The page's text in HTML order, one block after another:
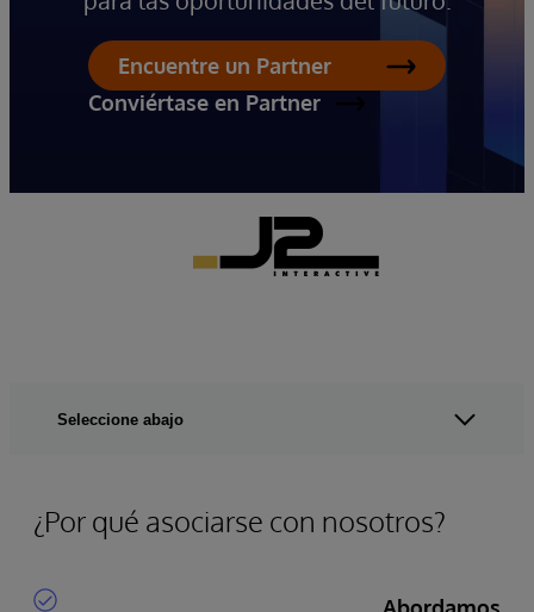
Encuentre un Partner
Conviértase en Partner
¿Por qué asociarse con nosotros?
Seleccione abajo